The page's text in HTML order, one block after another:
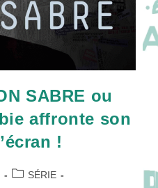
SABRE ou
affronte son
!
PostSÉRIE